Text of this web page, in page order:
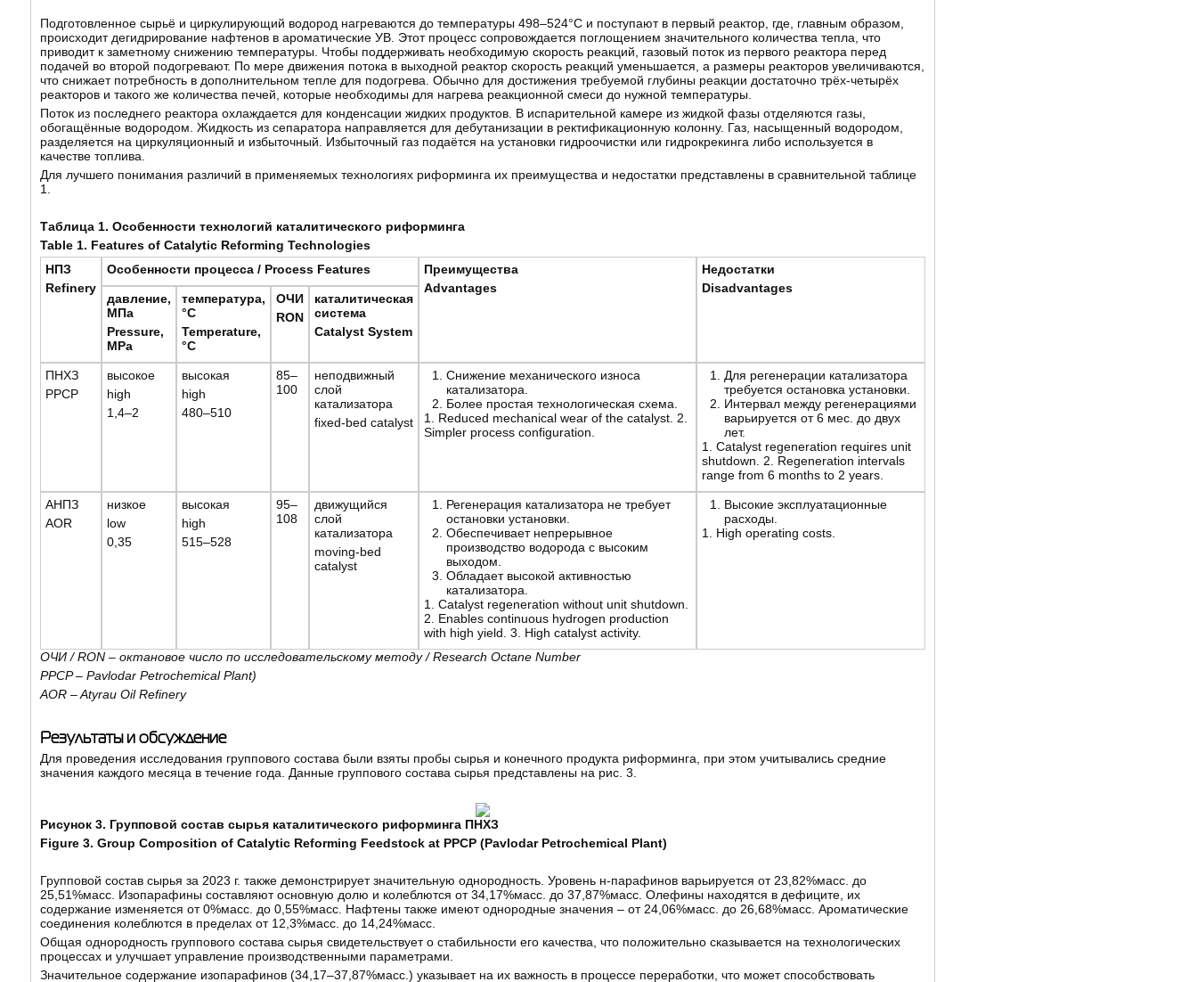
Подготовленное сырьё и циркулирующий водород нагреваются до температуры 498–524°C и поступают в первый реактор, где, главным образом,
происходит дегидрирование нафтенов в ароматические УВ. Этот процесс сопровождается поглощением значительного количества тепла, что
приводит к заметному снижению температуры. Чтобы поддерживать необходимую скорость реакций, газовый поток из первого реактора перед
подачей во второй подогревают. По мере движения потока в выходной реактор скорость реакций уменьшается, а размеры реакторов увеличиваются,
что снижает потребность в дополнительном тепле для подогрева. Обычно для достижения требуемой глубины реакции достаточно трёх-четырёх
реакторов и такого же количества печей, которые необходимы для нагрева реакционной смеси до нужной температуры.
Поток из последнего реактора охлаждается для конденсации жидких продуктов. В испарительной камере из жидкой фазы отделяются газы,
обогащённые водородом. Жидкость из сепаратора направляется для дебутанизации в ректификационную колонну. Газ, насыщенный водородом,
разделяется на циркуляционный и избыточный. Избыточный газ подаётся на установки гидроочистки или гидрокрекинга либо используется в
качестве топлива.
Для лучшего понимания различий в применяемых технологиях риформинга их преимущества и недостатки представлены в сравнительной таблице
1.
Таблица 1. Особенности технологий каталитического риформинга
Table 1. Features of Catalytic Reforming Technologies
НПЗ
Refinery
Особенности процесса / Process Features
Преимущества
Advantages
Недостатки
Disadvantages
давление,
МПа
Pressure,
MPa
температура,
°С
Temperature,
°C
ОЧИ
RON
каталитическая
система
Catalyst System
ПНХЗ
PPCP
высокое
high
1,4–2
высокая
high
480–510
85–
100
неподвижный
слой
катализатора
fixed-bed catalyst
Снижение механического износа
катализатора.
Более простая технологическая схема.
1. Reduced mechanical wear of the catalyst. 2.
Simpler process configuration.
Для регенерации катализатора
требуется остановка установки.
Интервал между регенерациями
варьируется от 6 мес. до двух
лет.
1. Catalyst regeneration requires unit
shutdown. 2. Regeneration intervals
range from 6 months to 2 years.
АНПЗ
AOR
низкое
low
0,35
высокая
high
515–528
95–
108
движущийся
слой
катализатора
moving-bed
catalyst
Регенерация катализатора не требует
остановки установки.
Обеспечивает непрерывное
производство водорода с высоким
выходом.
Обладает высокой активностью
катализатора.
1. Catalyst regeneration without unit shutdown.
2. Enables continuous hydrogen production
with high yield. 3. High catalyst activity.
Высокие эксплуатационные
расходы.
1. High operating costs.
ОЧИ /RON – октановое число по исследовательскому методу /Research Octane Number
PPCP – Pavlodar Petrochemical Plant)
AOR – Atyrau Oil Refinery
Результаты и обсуждение
Для проведения исследования группового состава были взяты пробы сырья и конечного продукта риформинга, при этом учитывались средние
значения каждого месяца в течение года. Данные группового состава сырья представлены на рис. 3.
Рисунок 3. Групповой состав сырья каталитического риформинга ПНХЗ
Figure 3. Group Composition of Catalytic Reforming Feedstock at PPCP (Pavlodar Petrochemical Plant)
Групповой состав сырья за 2023 г. также демонстрирует значительную однородность. Уровень н-парафинов варьируется от 23,82%масс. до
25,51%масс. Изопарафины составляют основную долю и колеблются от 34,17%масс. до 37,87%масс. Олефины находятся в дефиците, их
содержание изменяется от 0%масс. до 0,55%масс. Нафтены также имеют однородные значения – от 24,06%масс. до 26,68%масс. Ароматические
соединения колеблются в пределах от 12,3%масс. до 14,24%масс.
Общая однородность группового состава сырья свидетельствует о стабильности его качества, что положительно сказывается на технологических
процессах и улучшает управление производственными параметрами.
Значительное содержание изопарафинов (34,17–37,87%масс.) указывает на их важность в процессе переработки, что может способствовать